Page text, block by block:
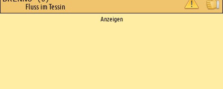
Fluss im Tessin
Anzeigen